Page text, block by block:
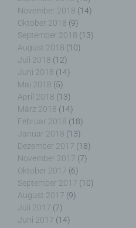
November 2018 (14)
Oktober 2018 (9)
September 2018 (13)
August 2018 (10)
Juli 2018 (12)
Juni 2018 (14)
Mai 2018 (5)
April 2018 (13)
März 2018 (14)
Februar 2018 (18)
Januar 2018 (13)
Dezember 2017 (18)
November 2017 (7)
Oktober 2017 (6)
September 2017 (10)
August 2017 (9)
Juli 2017 (7)
Juni 2017 (14)
Cookies /
Die Internetseiten
genannte Cookies,
SessionStorage. Dies
nutzerfreundlicher,
machen. Local Storage
eine Technologie, mit
auf Ihrem Computer
abspeichert. Cookies
über einen
Computersystem
werden. Sie können die
LocalStorage und
entsprechende
verhindern.